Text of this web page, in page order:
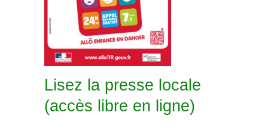
Lisez la presse locale
(accès libre en ligne)